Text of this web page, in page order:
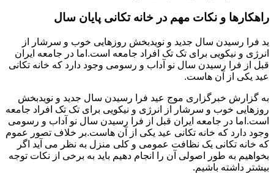
راهکارها و نکات مهم در خانه تکانی پایان سال
ید فرا رسیدن سال جدید و نویدبخش روزهایی خوب و سرشار از
انرژی و نیکویی برای تک تک افراد جامعه است.اما در جامعه ایران
قبل از فرا رسیدن سال نو آداب و رسومی وجود دارد که خانه تکانی
عید یکی از آن هاست.
به گزارش خبرگزاری موج عید فرا رسیدن سال جدید و نویدبخش
روزهایی خوب و سرشار از انرژی و نیکویی برای تک تک افراد جامعه
است.اما در جامعه ایران قبل از فرا رسیدن سال نو آداب و رسومی
وجود دارد که خانه تکانی عید یکی از آن هاست.بر خلاف تصور عموم
که خانه تکانی یک نظافت عمومی و کلی منزل به نظر می آید اگر
بخواهیم به طور اصولی آن را انجام دهیم باید به برخی از نکات توجه
بیشتر داشته باشیم.